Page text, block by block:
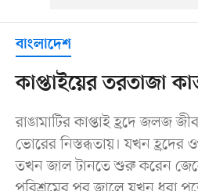
বাংলাদেশ
কাপ্তাইয়ের তরতাজা
রাঙামাটির কাপ্তাই হ্রদে জলজ
ভোরের নিস্তব্ধতায়। যখন হ্রদের
তখন জাল টানতে শুরু করেন